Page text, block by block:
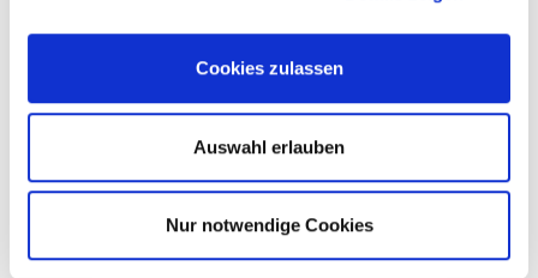
Cookies zulassen
Auswahl erlauben
Nur notwendige Cookies
Pressemeldung - Und schon steht die nächste
Verordnung vor der Tür
2-G soll Option bleiben, 3-G soll weiterhin möglich bleiben! Was
fehlt ist die Aussage ab welcher Impfquote die Maßnahmen
mehr
Pressemeldung - Die Feigheit der Politik auf
den Schultern einer Branche!